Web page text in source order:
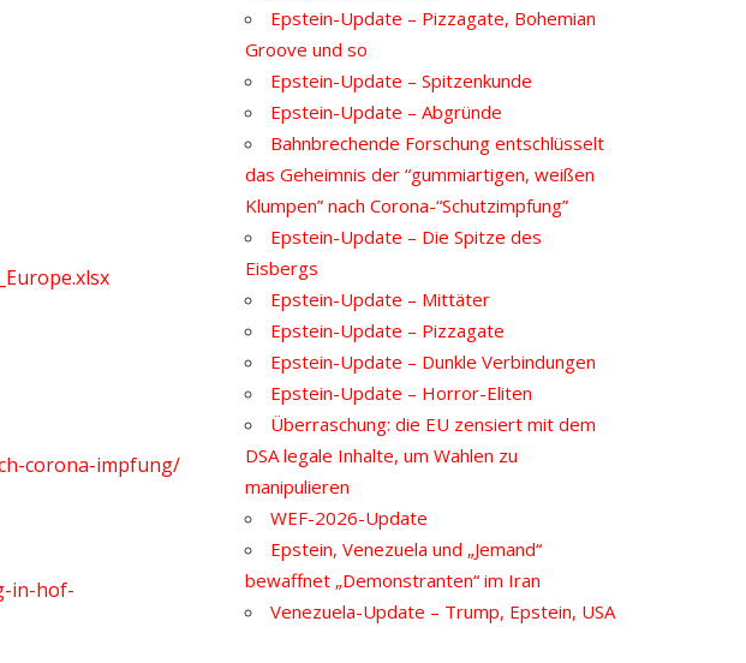
corona-impfung/
in-hof-
Epstein-Update – Pizzagate, Bohemian
Groove und so
Epstein-Update – Spitzenkunde
Epstein-Update – Abgründe
Bahnbrechende Forschung entschlüsselt
das Geheimnis der “gummiartigen, weißen
Klumpen” nach Corona-“Schutzimpfung”
Epstein-Update – Die Spitze des
Eisbergs
Epstein-Update – Mittäter
Epstein-Update – Pizzagate
Epstein-Update – Dunkle Verbindungen
Epstein-Update – Horror-Eliten
Überraschung: die EU zensiert mit dem
DSA legale Inhalte, um Wahlen zu
manipulieren
WEF-2026-Update
Epstein, Venezuela und „Jemand“
bewaffnet „Demonstranten“ im Iran
Venezuela-Update – Trump, Epstein, USA